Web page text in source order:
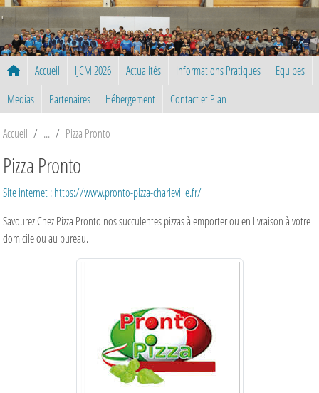
Accueil IJCM 2026 Actualités Informations Pratiques
Equipes
Medias
Partenaires Hébergement Contact et Plan
Accueil Pizza Pronto
Pizza Pronto
Site internet : https://www.pronto-pizza-charleville.fr/
Savourez Chez Pizza Pronto nos succulentes pizzas à emporter ou en livraison à votre
domicile ou au bureau.
Panneau de gestion des cookies